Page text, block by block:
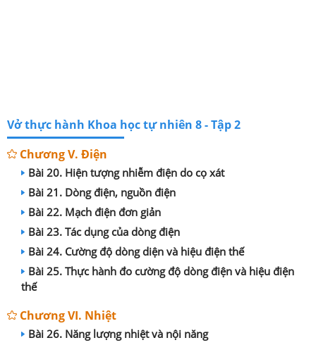
Vở thực hành Khoa học tự nhiên 8 - Tập 2
Chương V. Điện
Bài 20. Hiện tượng nhiễm điện do cọ xát
Bài 21. Dòng điện, nguồn điện
Bài 22. Mạch điện đơn giản
Bài 23. Tác dụng của dòng điện
Bài 24. Cường độ dòng diện và hiệu điện thế
Bài 25. Thực hành đo cường độ dòng điện và hiệu điện
thế
Chương VI. Nhiệt
Bài 26. Năng lượng nhiệt và nội năng